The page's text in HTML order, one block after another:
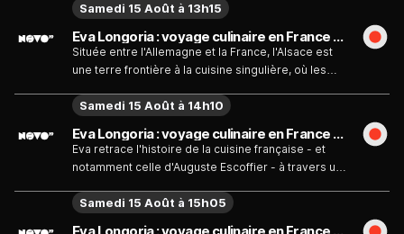
nombreux classiques culinaires.
Eva Longoria : voyage culinaire en France - Alsace - Émission du samedi 15 août
Située entre l'Allemagne et la France, l'Alsace est
une terre frontière à la cuisine singulière, où les
grenouilles françaises.
Samedi 15 Août à 13h15
Eva Longoria : voyage culinaire en France - La France en sept plats - Émission du samedi 15 août
Eva retrace l'histoire de la cuisine française - et
notamment celle d'Auguste Escoffier - à travers un
Seine, en compagnie du chef Eric Ripert et de
Samedi 15 Août à 14h10
Samedi 15 Août à 15h05